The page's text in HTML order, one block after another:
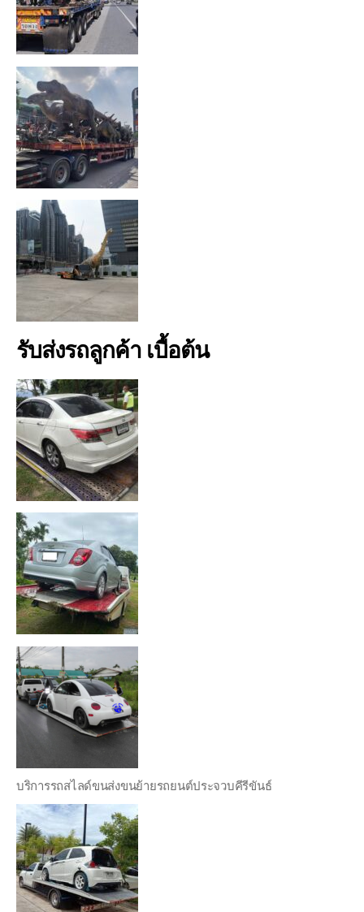
รับส่งรถลูกค้า เบื้อต้น
บริการรถสไลด์ขนส่งขนย้ายรถยนต์ประจวบคีรีขันธ์